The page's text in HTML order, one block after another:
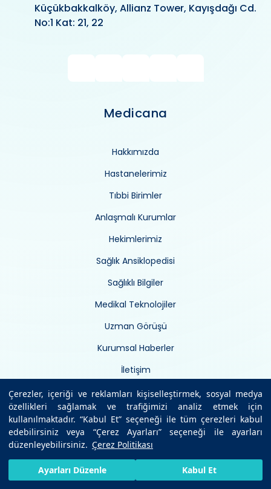
Çerezler, içeriği ve reklamları kişiselleştirmek, sosyal medya
özellikleri sağlamak ve trafiğimizi analiz etmek için
kullanılmaktadır. “Kabul Et” seçeneği ile tüm çerezleri kabul
edebilirsiniz veya “Çerez Ayarları” seçeneği ile ayarları
düzenleyebilirsiniz. Çerez Politikası
Ayarları Düzenle Kabul Et
Küçükbakkalköy, Allianz Tower, Kayışdağı Cd.
No:1 Kat: 21, 22
Medicana
Hakkımızda
Hastanelerimiz
Tıbbi Birimler
Anlaşmalı Kurumlar
Hekimlerimiz
Sağlık Ansiklopedisi
Sağlıklı Bilgiler
Medikal Teknolojiler
Uzman Görüşü
Kurumsal Haberler
İletişim
Kurumsal
İnsan kaynakları
Vizyon/misyon
HIZLI RANDEVU AL BIZE ULAŞIN